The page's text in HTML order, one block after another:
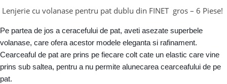
Lenjerie cu volanase pentru pat dublu din FINET gros – 6 Piese!
Pe partea de jos a ceracefului de pat, aveti asezate superbele
volanase, care ofera acestor modele eleganta si rafinament.
Cearceaful de pat are prins pe fiecare colt cate un elastic care vine
prins sub saltea, pentru a nu permite alunecarea cearceafului de pe
pat.